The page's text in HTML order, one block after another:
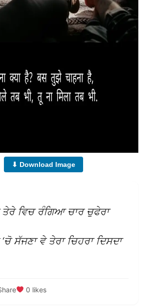
⬇ Download Image
ਵਿਚ ਰੰਗਿਆ ਚਾਰ ਚੁਫੇਰਾ
ਸੱਜਣਾ ਵੇ ਤੇਰਾ ਚਿਹਰਾ ਦਿਸਦਾ
0 likes